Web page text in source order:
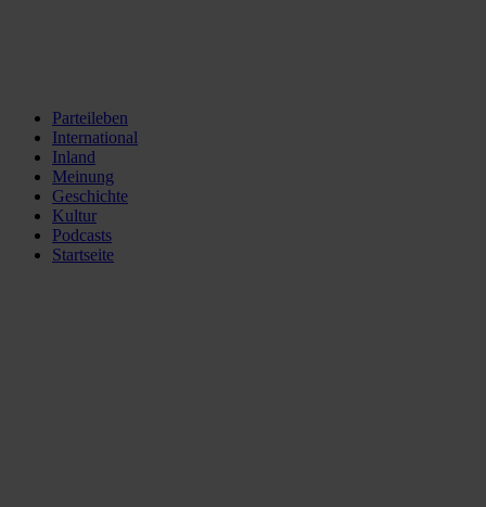
Parteileben
International
Inland
Meinung
Geschichte
Kultur
Podcasts
Startseite